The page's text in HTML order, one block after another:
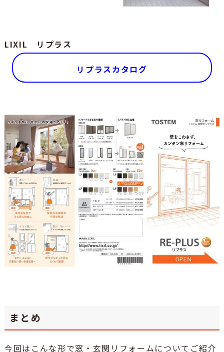
LIXIL リプラス
リプラスカタログ
まとめ
今回はこんな形で窓・玄関リフォームについてご紹介